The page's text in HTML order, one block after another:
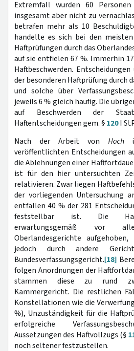
Extremfall wurden 60
insgesamt aber nicht zu
betrafen mehr als 10
handelte es sich bei den
Haftprüfungen durch das
auf sie entfielen 67 %. Immerhin
Haftbeschwerden.
der besonderen Haftprüfung durch
und solche über
jeweils 6 % gleich häufig. Die
auf Beschwerden der
Haftentscheidungen gem. § 120I
Nach der Arbeit von Hoch
veröffentlichten Entscheidungen
die Ablehnungen einer
ist für den hier untersuchten
relativieren. Zwar liegen
der vorliegenden Untersuchung
entfallen 40 % der 281
feststellbar ist. Die
erwartungsgemäß vor
Oberlandesgerichte
jedoch durch andere
Bundesverfassungsgericht.[18]
folgen Anordnungen der
stammen diese zu rund
Kammergericht. Die restlichen
Konstellationen wie die
%), Unzuständigkeit für die
erfolgreiche
Aussetzungen des Haftvollzugs (§
noch seltener festzustellen.